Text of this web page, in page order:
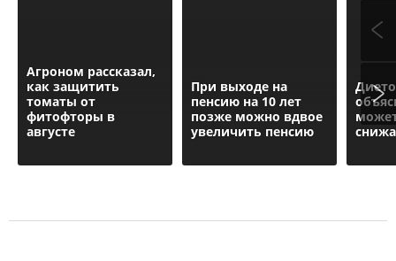
Агроном рассказал,
как защитить
томаты от
фитофторы в
августе
При выходе на
пенсию на 10 лет
позже можно вдвое
увеличить пенсию